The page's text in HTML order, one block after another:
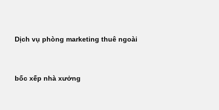
dungDịch vụ phòng marketing thuê ngoài
bốc xếp nhà xưởng